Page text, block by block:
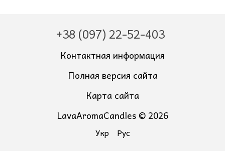
+38 (097) 22-52-403
Контактная информация
Полная версия сайта
Карта сайта
LavaAromaCandles © 2026
Укр Рус